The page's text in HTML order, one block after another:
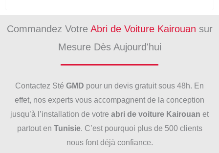
Commandez Votre Abri de Voiture Kairouan sur
Mesure Dès Aujourd'hui
Contactez Sté GMD pour un devis gratuit sous 48h. En
effet, nos experts vous accompagnent de la conception
jusqu’à l’installation de votre abri de voiture Kairouan et
partout en Tunisie. C’est pourquoi plus de 500 clients
nous font déjà confiance.